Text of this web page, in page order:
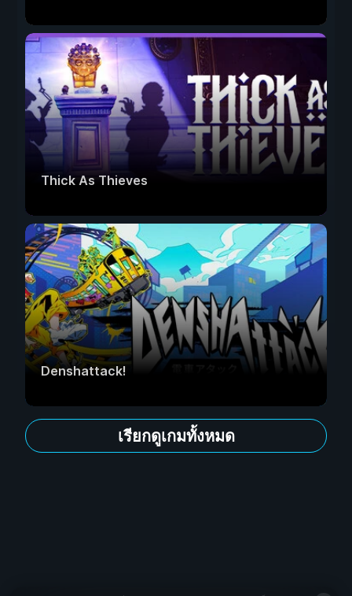
Thick As Thieves
Denshattack!
เรียกดูเกมทั้งหมด